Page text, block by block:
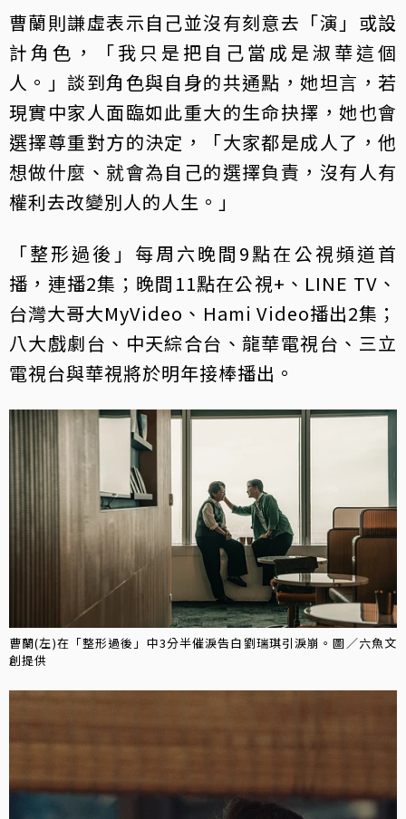
曹蘭則謙虛表示自己並沒有刻意去「演」或設
計角色，「我只是把自己當成是淑華這個
人。」談到角色與自身的共通點，她坦言，若
現實中家人面臨如此重大的生命抉擇，她也會
選擇尊重對方的決定，「大家都是成人了，他
想做什麼、就會為自己的選擇負責，沒有人有
權利去改變別人的人生。」
「整形過後」每周六晚間9點在公視頻道首
播，連播2集；晚間11點在公視+、LINE TV、
台灣大哥大MyVideo、Hami Video播出2集；
八大戲劇台、中天綜合台、龍華電視台、三立
電視台與華視將於明年接棒播出。
曹蘭(左)在「整形過後」中3分半催淚告白劉瑞琪引淚崩。圖／六魚文
創提供